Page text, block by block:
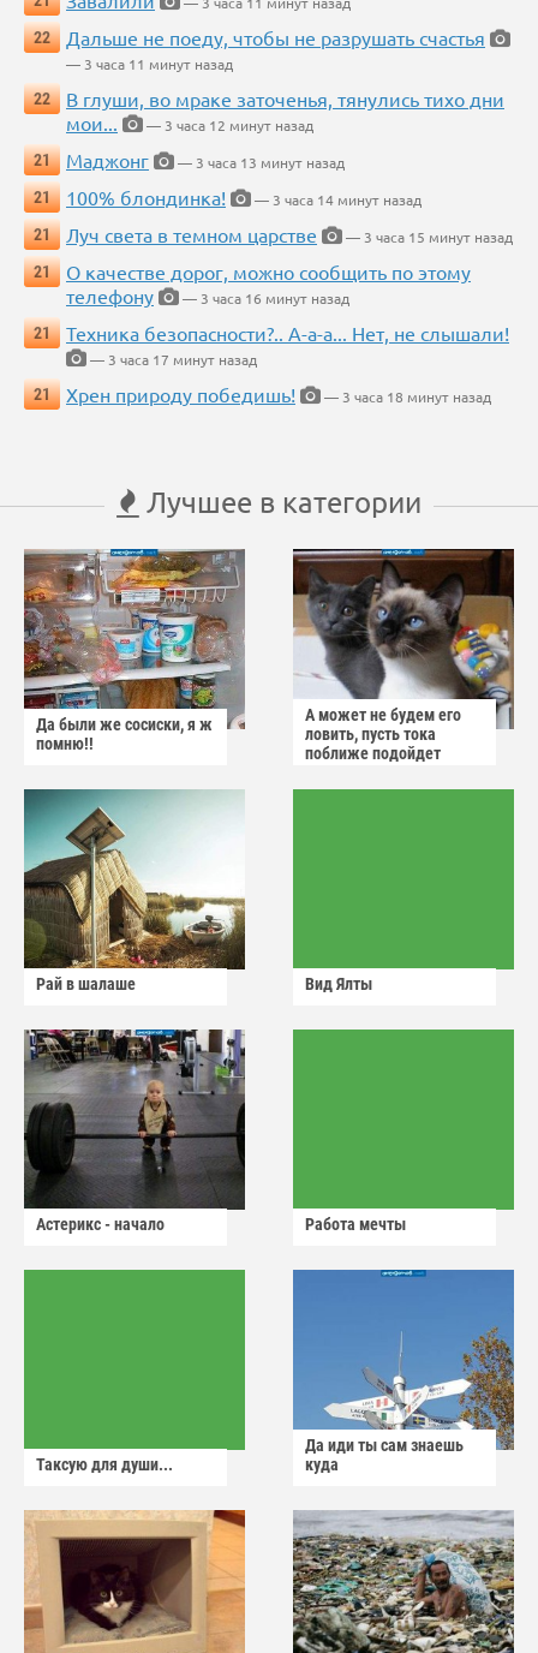
22
Дальше не поеду, чтобы не разрушать счастья
— 3 часа 11 минут назад
22
В глуши, во мраке заточенья, тянулись тихо дни
мои...
— 3 часа 12 минут назад
21
Маджонг
— 3 часа 13 минут назад
21
100% блондинка!
— 3 часа 14 минут назад
21
Луч света в темном царстве
— 3 часа 15 минут назад
21
О качестве дорог, можно сообщить по этому
телефону
— 3 часа 16 минут назад
21
Техника безопасности?.. А-а-а... Нет, не слышали!
— 3 часа 17 минут назад
21
Хрен природу победишь! — 3 часа 18 минут назад
Лучшее в категории
Да были же сосиски, я ж
помню!!
А может не будем его
ловить, пусть тока
поближе подойдет
Рай в шалаше Вид Ялты
Астерикс - начало Работа мечты
Таксую для души...
Да иди ты сам знаешь
куда